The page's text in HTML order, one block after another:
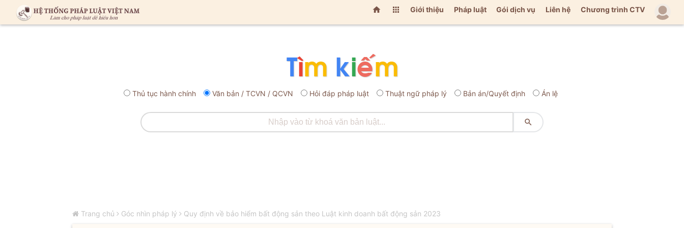
  Giới thiệu Pháp luật Gói dịch vụ Liên hệ Chương trình CTV
Thủ tục hành chính Văn bản / TCVN / QCVN Hỏi đáp pháp luật Thuật ngữ pháp lý Bản án/Quyết định Án lệ

Trang chủ Góc nhìn pháp lý Quy định về bảo hiểm bất động sản theo Luật kinh doanh bất động sản 2023